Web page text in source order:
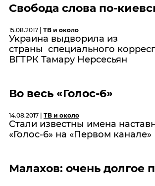
Свобода слова по-
15.08.2017 | ТВ и около
Украина выдворила из
страны специального
ВГТРК Тамару Нерсесьян
Во весь «Голос-6»
14.08.2017 | ТВ и около
Стали известны имена
«Голос-6» на «Первом канале»
Малахов: очень долгое